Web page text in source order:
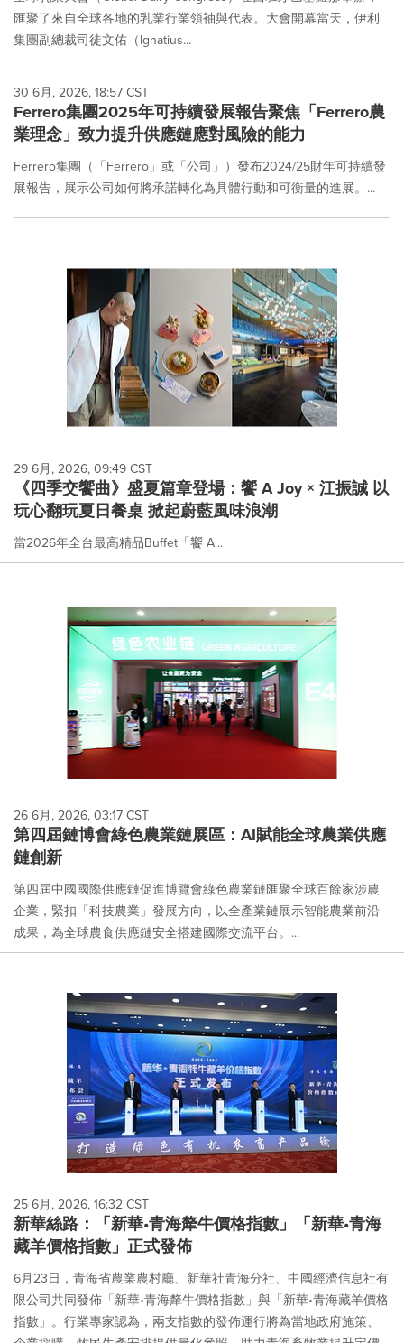
匯聚了來自全球各地的乳業行業領袖與代表。大會開幕當天，伊利
集團副總裁司徒文佑（Ignatius...
30 6月, 2026, 18:57 CST
Ferrero集團2025年可持續發展報告聚焦「Ferrero農
業理念」致力提升供應鏈應對風險的能力
Ferrero集團（「Ferrero」或「公司」）發布2024/25財年可持續發
展報告，展示公司如何將承諾轉化為具體行動和可衡量的進展。...
29 6月, 2026, 09:49 CST
《四季交饗曲》盛夏篇章登場：饗 A Joy × 江振誠 以
玩心翻玩夏日餐桌 掀起蔚藍風味浪潮
當2026年全台最高精品Buffet「饗 A...
26 6月, 2026, 03:17 CST
第四屆鏈博會綠色農業鏈展區：AI賦能全球農業供應
鏈創新
第四屆中國國際供應鏈促進博覽會綠色農業鏈匯聚全球百餘家涉農
企業，緊扣「科技農業」發展方向，以全產業鏈展示智能農業前沿
成果，為全球農食供應鏈安全搭建國際交流平台。...
25 6月, 2026, 16:32 CST
新華絲路：「新華•青海犛牛價格指數」「新華•青海
藏羊價格指數」正式發佈
6月23日，青海省農業農村廳、新華社青海分社、中國經濟信息社有
限公司共同發佈「新華•青海犛牛價格指數」與「新華•青海藏羊價格
指數」。行業專家認為，兩支指數的發佈運行將為當地政府施策、